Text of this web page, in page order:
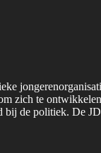
zich te
de politiek. De